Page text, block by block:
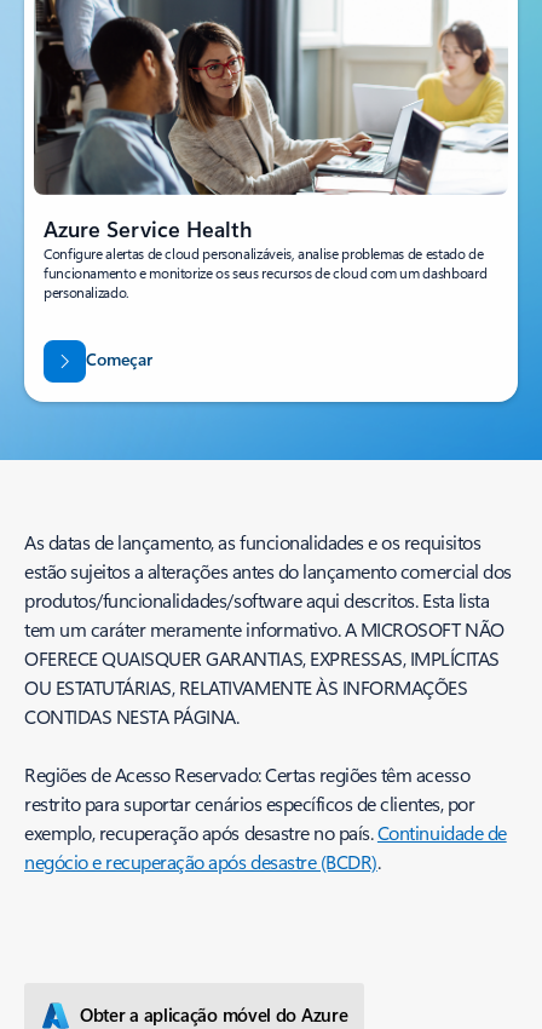
Azure Service Health
Configure alertas de cloud personalizáveis, analise problemas de estado de
funcionamento e monitorize os seus recursos de cloud com um dashboard
personalizado.
Começar
As datas de lançamento, as funcionalidades e os requisitos
estão sujeitos a alterações antes do lançamento comercial dos
produtos/funcionalidades/software aqui descritos. Esta lista
tem um caráter meramente informativo. A MICROSOFT NÃO
OFERECE QUAISQUER GARANTIAS, EXPRESSAS, IMPLÍCITAS
OU ESTATUTÁRIAS, RELATIVAMENTE ÀS INFORMAÇÕES
CONTIDAS NESTA PÁGINA.
Regiões de Acesso Reservado: Certas regiões têm acesso
restrito para suportar cenários específicos de clientes, por
exemplo, recuperação após desastre no país.Continuidade de
negócio e recuperação após desastre (BCDR).
Obter a aplicação móvel do Azure